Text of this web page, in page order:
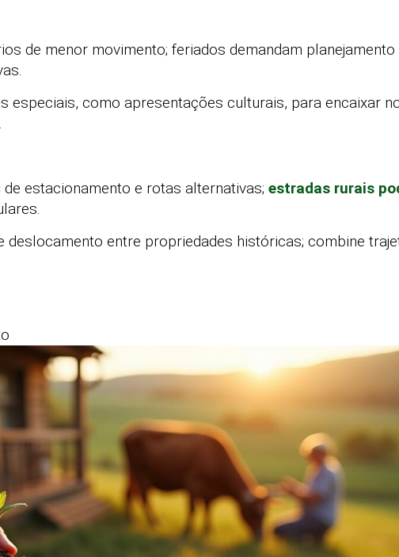
de menor movimento; feriados demandam
especiais, como apresentações culturais, para encaixar
estacionamento e rotas alternativas; estradas rurais
deslocamento entre propriedades históricas; combine